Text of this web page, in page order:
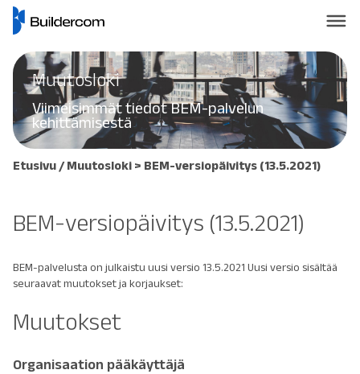
Muutosloki
Viimeisimmät tiedot BEM-palvelun
kehittämisestä
Etusivu /Muutosloki > BEM-versiopäivitys (13.5.2021)
BEM-versiopäivitys (13.5.2021)
BEM-palvelusta on julkaistu uusi versio 13.5.2021 Uusi versio sisältää
seuraavat muutokset ja korjaukset:
Muutokset
Organisaation pääkäyttäjä